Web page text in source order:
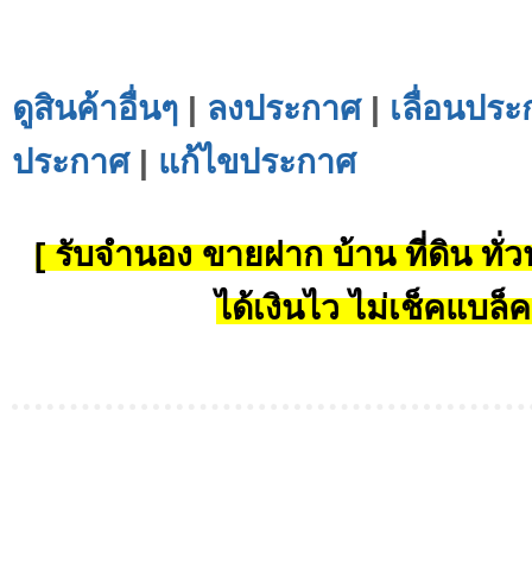
ดูสินค้าอื่นๆ | ลงประกาศ| เลื่อนปร
ประกาศ| แก้ไขประกาศ
[ รับจำนอง ขายฝาก บ้าน ที่ดิน ทั่ว
ได้เงินไว ไม่เช็คแบล็